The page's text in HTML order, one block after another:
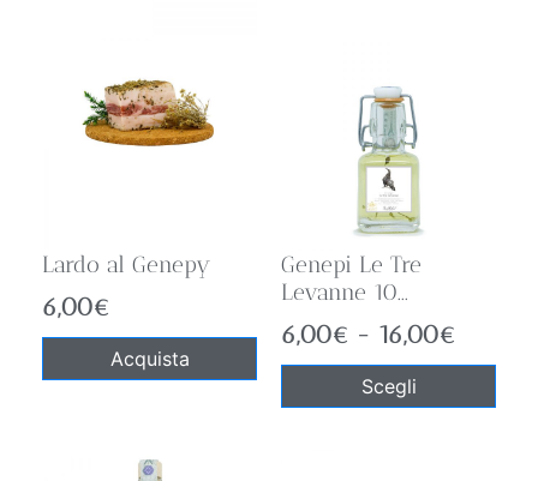
Lardo al Genepy
6,00€
Acquista
Genepi Le Tre
Levanne 10...
6,00€ - 16,00€
Scegli